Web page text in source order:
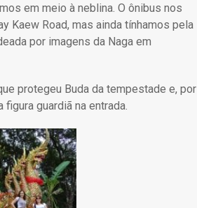
em meio à neblina. O ônibus nos
Kaew Road, mas ainda tínhamos pela
por imagens da Naga em
protegeu Buda da tempestade e, por
guardiã na entrada.